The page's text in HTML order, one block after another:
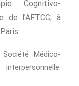
Cognitivo-
de l’AFTCC, à
Médico-